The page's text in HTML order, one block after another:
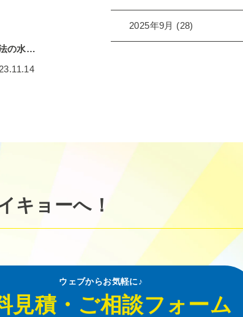
の水…
2025年9月 (28)
キョーへ！
ウェブからお気軽に♪
見積・ご相談フォーム